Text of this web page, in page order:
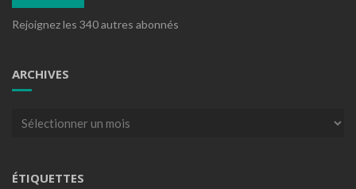
Rejoignez les 340 autres abonnés
ARCHIVES
Archives
ÉTIQUETTES